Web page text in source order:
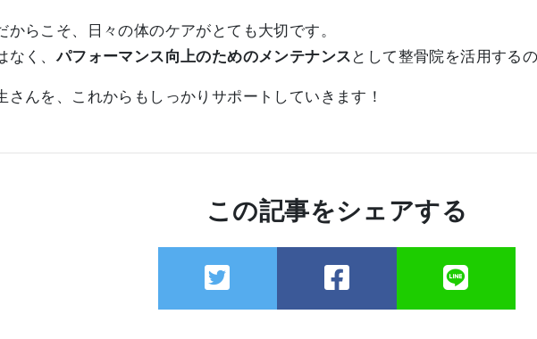
からこそ、日々の体のケアがとても大切です。
なく、パフォーマンス向上のためのメンテナンス として整骨院を活用する
さんを、これからもしっかりサポートしていきます！
この記事をシェアする